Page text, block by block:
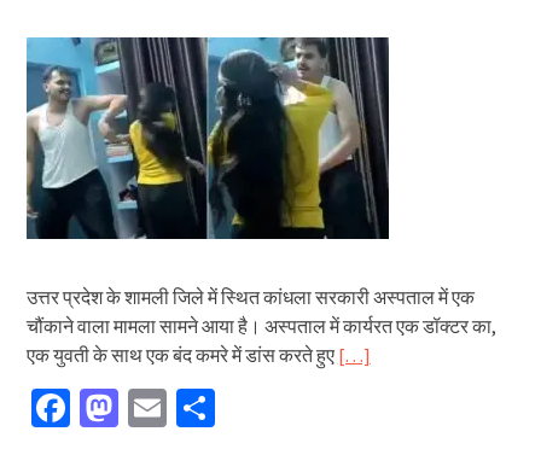
उत्तर प्रदेश के शामली जिले में स्थित कांधला सरकारी अस्पताल में एक
चौंकाने वाला मामला सामने आया है। अस्पताल में कार्यरत एक डॉक्टर का,
एक युवती के साथ एक बंद कमरे में डांस करते हुए […]
Facebook
Mastodon
EmailShare